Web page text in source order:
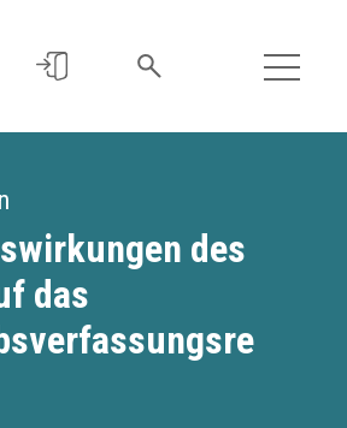
des
das